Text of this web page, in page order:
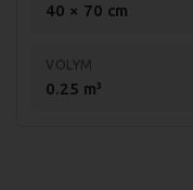
40 × 70 cm
VOLYM
0.25 m³